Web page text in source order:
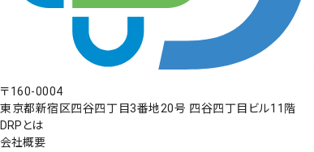
〒160-0004
東京都新宿区四谷四丁目3番地20号 四谷四丁目ビル11階
DRPとは
会社概要